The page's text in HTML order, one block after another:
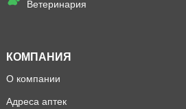
Ветеринария
КОМПАНИЯ
О компании
Адреса аптек